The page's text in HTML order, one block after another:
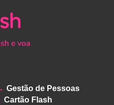
Gestão de Pessoas
Cartão Flash